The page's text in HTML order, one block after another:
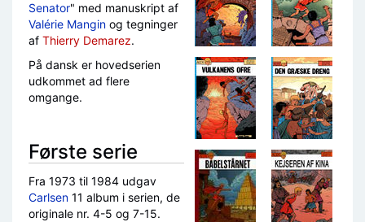
Senator" med manuskript af
Valérie Mangin og tegninger
af Thierry Demarez.
På dansk er hovedserien
udkommet ad flere
omgange.
Første serie
Fra 1973 til 1984 udgav
Carlsen 11 album i serien, de
originale nr. 4-5 og 7-15.